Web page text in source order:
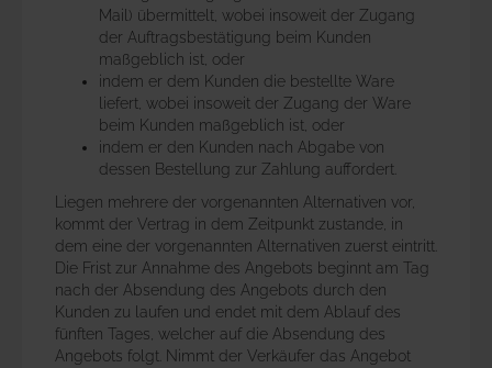
Mail) übermittelt, wobei insoweit der Zugang
der Auftragsbestätigung beim Kunden
maßgeblich ist, oder
indem er dem Kunden die bestellte Ware
liefert, wobei insoweit der Zugang der Ware
beim Kunden maßgeblich ist, oder
indem er den Kunden nach Abgabe von
dessen Bestellung zur Zahlung auffordert.
Liegen mehrere der vorgenannten Alternativen vor,
kommt der Vertrag in dem Zeitpunkt zustande, in
dem eine der vorgenannten Alternativen zuerst eintritt.
Die Frist zur Annahme des Angebots beginnt am Tag
nach der Absendung des Angebots durch den
Kunden zu laufen und endet mit dem Ablauf des
fünften Tages, welcher auf die Absendung des
Angebots folgt. Nimmt der Verkäufer das Angebot